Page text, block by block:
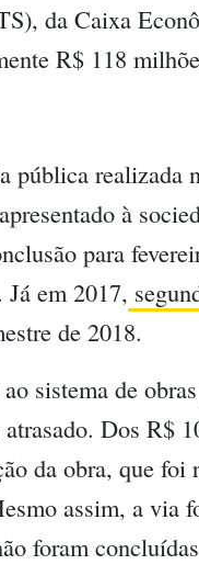
da Caixa
R$ 118
pública realizada
à
para
em 2017,
de 2018.
sistema de
Dos R$
da obra, que foi
assim, a via
foram